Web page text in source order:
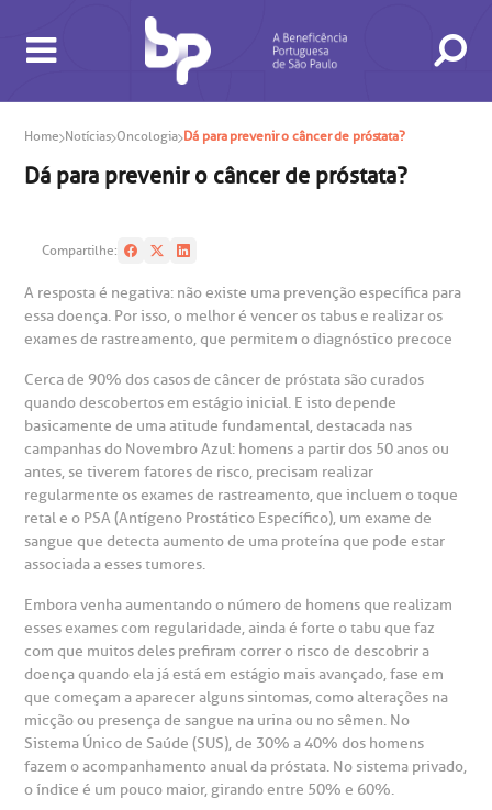
BUSCA
CONSULTAS E EXAMES
de consultas e exames
in antecipado
de exames
de Exames
ATENDIMENTO 24H
SAC
A BP conta com você para melhorar sempre a qualidade do
atendimento e dos serviços prestados.
A Ouvidoria e SAC são canais para você, cliente da BP, tirar
suas dúvidas, registrar suas reclamações ou fazer elogios
relacionados ao nosso atendimento e aos nossos serviços.
Horário de atendimento: 2ª a 6ª feira das 7h às 18h
(11)3505-1000
CONHEÇA AS UNIDADES
Hospital BP
Saiba mais
INSTITUCIONAL
e Pesquisa
do médico
de conduta
Financeiras
NOSSOS SERVIÇOS
INFORMAÇÕES ÚTEIS
de atendimento
de Infarto SUS
de Visita
ESPECIALIDADES
de Oncologia e Hematologia
de Excelência em Neurologia e
Home Notícias Oncologia Dá para prevenir o câncer de próstata?
Dá para prevenir o câncer de próstata?
Compartilhe:
A resposta é negativa: não existe uma prevenção específica para
essa doença. Por isso, o melhor é vencer os tabus e realizar os
exames de rastreamento, que permitem o diagnóstico precoce
Cerca de 90% dos casos de câncer de próstata são curados
quando descobertos em estágio inicial. E isto depende
basicamente de uma atitude fundamental, destacada nas
campanhas do Novembro Azul: homens a partir dos 50 anos ou
antes, se tiverem fatores de risco, precisam realizar
regularmente os exames de rastreamento, que incluem o toque
retal e o PSA (Antígeno Prostático Específico), um exame de
sangue que detecta aumento de uma proteína que pode estar
associada a esses tumores.
Embora venha aumentando o número de homens que realizam
esses exames com regularidade, ainda é forte o tabu que faz
com que muitos deles prefiram correr o risco de descobrir a
doença quando ela já está em estágio mais avançado, fase em
que começam a aparecer alguns sintomas, como alterações na
micção ou presença de sangue na urina ou no sêmen. No
Sistema Único de Saúde (SUS), de 30% a 40% dos homens
fazem o acompanhamento anual da próstata. No sistema privado,
o índice é um pouco maior, girando entre 50% e 60%.